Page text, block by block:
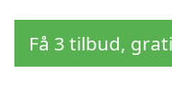
Få 3 tilbud,